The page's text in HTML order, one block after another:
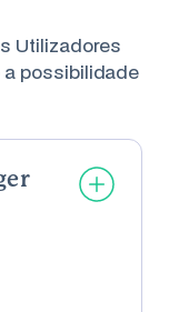
Utilizadores
possibilidade